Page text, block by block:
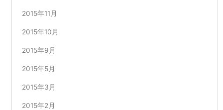
2015年11月
2015年10月
2015年9月
2015年5月
2015年3月
2015年2月